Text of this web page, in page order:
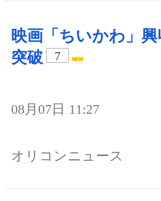
映画「ちいかわ」興
突破
7
08月07日 11:27
オリコンニュース